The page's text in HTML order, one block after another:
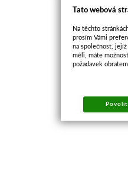
Tato webová
Na těchto
prosím Vámi
na společnost,
měli, máte
požadavek
Povolit